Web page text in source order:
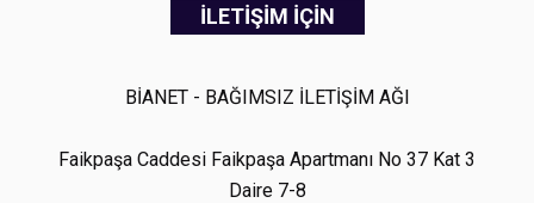
İLETİŞİM İÇİN
BİANET - BAĞIMSIZ İLETİŞİM AĞI
Faikpaşa Caddesi Faikpaşa Apartmanı No 37 Kat 3
Daire 7-8